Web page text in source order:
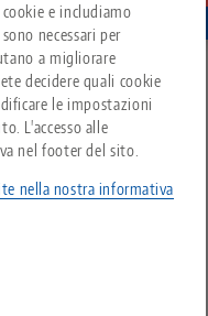
e includiamo
necessari per
a migliorare
decidere quali cookie
le impostazioni
L'accesso alle
nel footer del sito.
nella nostra informativa
da un'unica fonte
di serraggio a punto
di staffaggio
Gruppo di prodotti
Tipi di prodotto
dei prodotti
su LANG
catalogo
risultato.